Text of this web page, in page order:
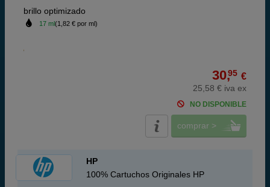
brillo optimizado
17 ml(1,82 € por ml)
30,95 €
25,58 € iva ex
NO DISPONIBLE
comprar >
HP
100% Cartuchos Originales HP